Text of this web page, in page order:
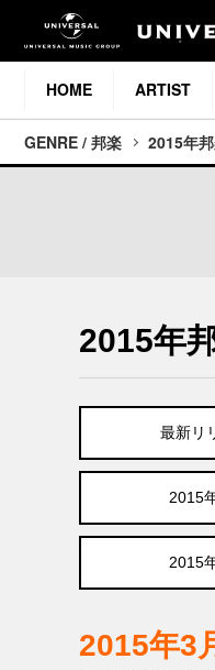
HOME ARTIST
GENRE / 邦楽 2015年
2015年
最新リ
2015
2015
2015年3